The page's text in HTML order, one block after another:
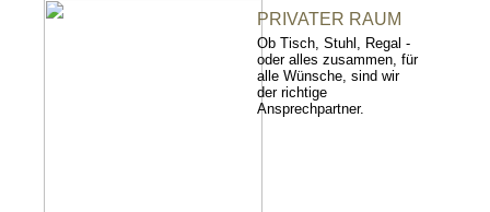
PRIVATER RAUM
Ob Tisch, Stuhl, Regal -
oder alles zusammen, für
alle Wünsche, sind wir
der richtige
Ansprechpartner.